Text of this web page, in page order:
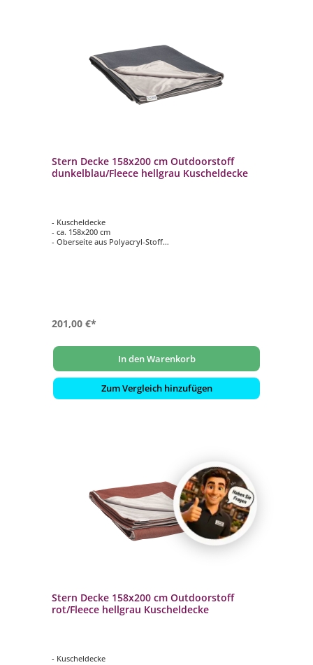
Stern Decke 158x200 cm Outdoorstoff
dunkelblau/Fleece hellgrau Kuscheldecke
- Kuscheldecke
- ca. 158x200 cm
- Oberseite aus Polyacryl-Stoff
201,00 €*
In den Warenkorb
Zum Vergleich hinzufügen
Stern Decke 158x200 cm Outdoorstoff
rot/Fleece hellgrau Kuscheldecke
- Kuscheldecke